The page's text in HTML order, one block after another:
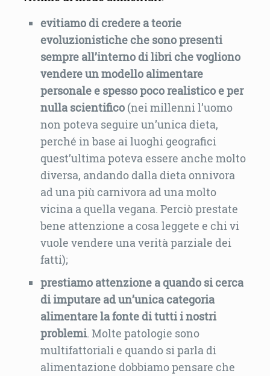
evitiamo di credere a teorie
evoluzionistiche che sono presenti
sempre all’interno di libri che vogliono
vendere un modello alimentare
personale e spesso poco realistico e per
nulla scientifico(nei millenni l’uomo
non poteva seguire un’unica dieta,
perché in base ai luoghi geografici
quest’ultima poteva essere anche molto
diversa, andando dalla dieta onnivora
ad una più carnivora ad una molto
vicina a quella vegana. Perciò prestate
bene attenzione a cosa leggete e chi vi
vuole vendere una verità parziale dei
fatti);
prestiamo attenzione a quando si cerca
di imputare ad un’unica categoria
alimentare la fonte di tutti i nostri
problemi. Molte patologie sono
multifattoriali e quando si parla di
alimentazione dobbiamo pensare che